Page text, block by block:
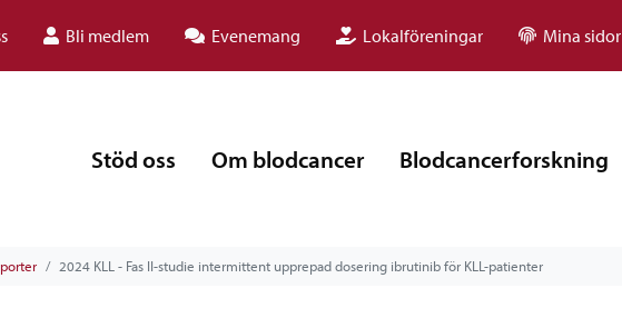
Bli medlem Evenemang Lokalföreningar Mina sidor
Stöd oss Om blodcancer Blodcancerforskning
2024 KLL - Fas II-studie intermittent upprepad dosering ibrutinib för KLL-patienter